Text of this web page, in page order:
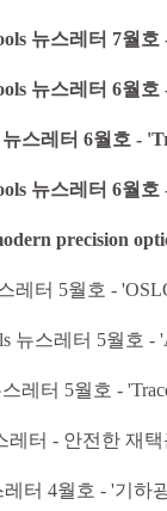
뉴스레터 7월
뉴스레터 6월
스레터 6월호 -
뉴스레터 6월
precision
레터 5월호 -
뉴스레터 5월호
레터 5월호 -
레터 - 안전한 재
터 4월호 - '기하